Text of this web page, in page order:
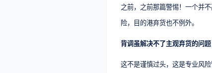
之前，之前那篇警惕！一个并
险，目的港弃货也不例外。
背调虽解决不了主观弃货的问
这不是谨慎过头，这是专业风险